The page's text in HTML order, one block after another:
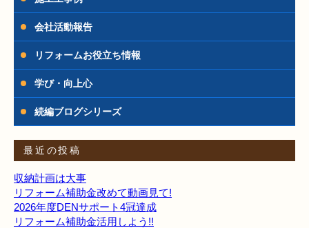
会社活動報告
リフォームお役立ち情報
学び・向上心
続編ブログシリーズ
最近の投稿
収納計画は大事
リフォーム補助金改めて動画見て!
2026年度DENサポート4冠達成
リフォーム補助金活用しよう!!